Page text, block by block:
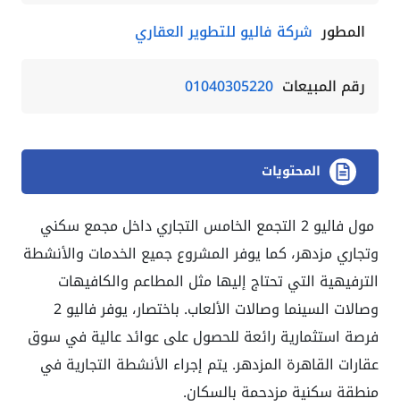
المطور شركة فاليو للتطوير العقاري
رقم المبيعات 01040305220
المحتويات
مول فاليو 2 التجمع الخامس التجاري داخل مجمع سكني
وتجاري مزدهر، كما يوفر المشروع جميع الخدمات والأنشطة
الترفيهية التي تحتاج إليها مثل المطاعم والكافيهات
وصالات السينما وصالات الألعاب. باختصار، يوفر فاليو 2
فرصة استثمارية رائعة للحصول على عوائد عالية في سوق
عقارات القاهرة المزدهر. يتم إجراء الأنشطة التجارية في
منطقة سكنية مزدحمة بالسكان.